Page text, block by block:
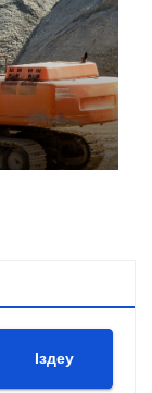
Іздеу